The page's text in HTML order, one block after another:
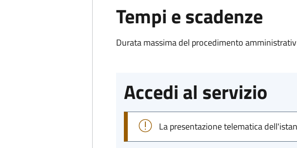
Tempi e scadenze
Durata massima del procedimento
Accedi al servizio
La presentazione telematica